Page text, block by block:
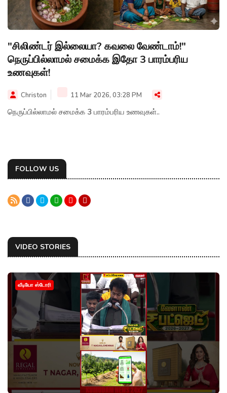
"சிலிண்டர் இல்லையா? கவலை வேண்டாம்!"
நெருப்பில்லாமல் சமைக்க இதோ 3 பாரம்பரிய
உணவுகள்!
Christon 11 Mar 2026, 03:28 PM
நெருப்பில்லாமல் சமைக்க 3 பாரம்பரிய உணவுகள்..
FOLLOW US
VIDEO STORIES
வீடியோ ஸ்டோரி